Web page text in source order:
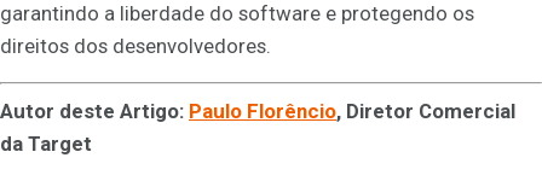
garantindo a liberdade do software e protegendo os
direitos dos desenvolvedores.
Autor deste Artigo: Paulo Florêncio, Diretor Comercial
da Target